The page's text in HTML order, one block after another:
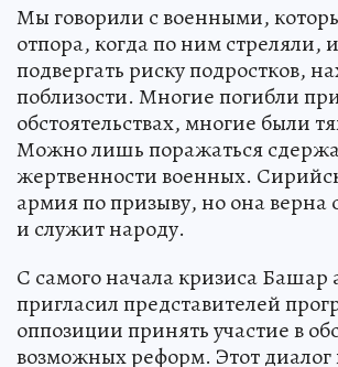
Мы говорили с военными,
отпора, когда по ним стреляли,
подвергать риску подростков,
поблизости. Многие погибли
обстоятельствах, многие были
Можно лишь поражаться
жертвенности военных.
армия по призыву, но она верна
и служит народу.
С самого начала кризиса Башар
пригласил представителей
оппозиции принять участие в
возможных реформ. Этот диалог